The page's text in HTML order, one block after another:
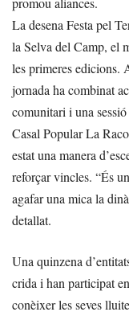
La desena Festa pel
la Selva del Camp, el
les primeres edicions.
jornada ha combinat
comunitari i una
Casal Popular La
estat una manera
reforçar vincles. “És
agafar una mica la
detallat.
Una quinzena
crida i han participat
conèixer les seves